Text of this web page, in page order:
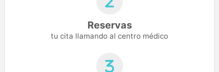
Reservas
tu cita llamando al centro médico